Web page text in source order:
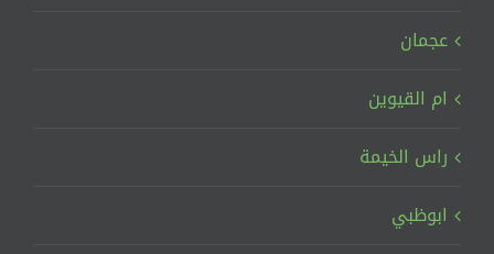
عجمان
ام القيوين
راس الخيمة
ابوظبي